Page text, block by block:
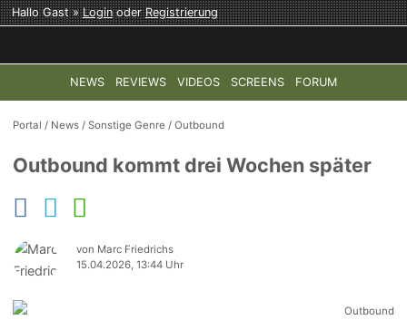
Hallo Gast »LoginoderRegistrierung
NEWS REVIEWS VIDEOS SCREENS FORUM
TOP-THEMEN: COD: MODERN WARFARE 4 HALO:
Portal / News /Sonstige Genre /Outbound
Outbound kommt drei Wochen später
von Marc Friedrichs
15.04.2026, 13:44 Uhr